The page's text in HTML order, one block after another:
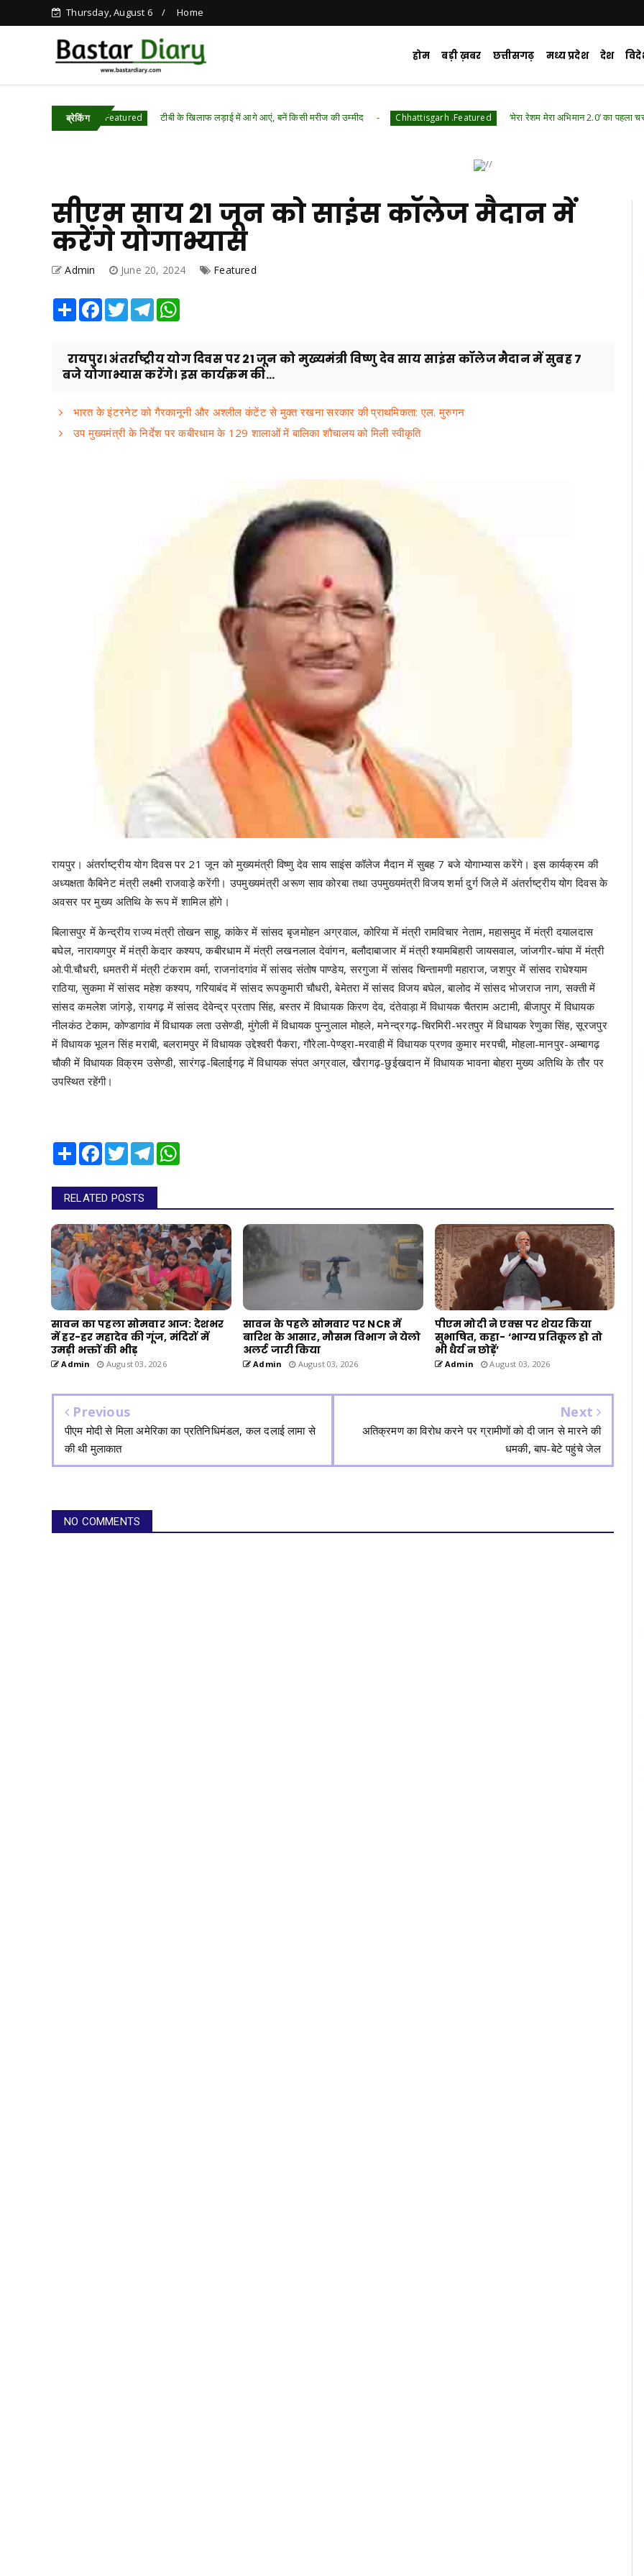
Thursday, August 6 Home
होम बड़ी ख़बर छत्तीसगढ़ मध्य प्रदेश देश
ब्रेकिंग
.Featured टीबी के खिलाफ लड़ाई में आगे आएं, बनें किसी मरीज की उम्मीद Chhattisgarh .Featured ‘मेरा रेशम मेरा अभिमान 2.0’ का पहला चरण सफल
सीएम साय 21 जून को साइंस कॉलेज मैदान में
करेंगे योगाभ्यास
Admin June 20, 2024 Featured
Share Facebook
TwitterTelegram
रायपुर। अंतर्राष्ट्रीय योग दिवस पर 21 जून को मुख्यमंत्री विष्णु देव साय साइंस कॉलेज मैदान में सुबह 7
बजे योगाभ्यास करेंगे। इस कार्यक्रम की...
भारत के इंटरनेट को गैरकानूनी और अश्लील कंटेंट से मुक्त रखना सरकार की प्राथमिकता: एल. मुरुगन
उप मुख्यमंत्री के निर्देश पर कबीरधाम के 129 शालाओं में बालिका शौचालय को मिली स्वीकृति
रायपुर। अंतर्राष्ट्रीय योग दिवस पर 21 जून को मुख्यमंत्री विष्णु देव साय साइंस कॉलेज मैदान में सुबह 7 बजे योगाभ्यास करेंगे। इस कार्यक्रम की
अध्यक्षता कैबिनेट मंत्री लक्ष्मी राजवाड़े करेंगी। उपमुख्यमंत्री अरूण साव कोरबा तथा उपमुख्यमंत्री विजय शर्मा दुर्ग जिले में अंतर्राष्ट्रीय योग दिवस के
अवसर पर मुख्य अतिथि के रूप में शामिल होंगे।
बिलासपुर में केन्द्रीय राज्य मंत्री तोखन साहू, कांकेर में सांसद बृजमोहन अग्रवाल, कोरिया में मंत्री रामविचार नेताम, महासमुद में मंत्री दयालदास
बघेल, नारायणपुर में मंत्री केदार कश्यप, कबीरधाम में मंत्री लखनलाल देवांगन, बलौदाबाजार में मंत्री श्यामबिहारी जायसवाल, जांजगीर-चांपा में मंत्री
ओ.पी.चौधरी, धमतरी में मंत्री टंकराम वर्मा, राजनांदगांव में सांसद संतोष पाण्डेय, सरगुजा में सांसद चिन्तामणी महाराज, जशपुर में सांसद राधेश्याम
राठिया, सुकमा में सांसद महेश कश्यप, गरियाबंद में सांसद रूपकुमारी चौधरी, बेमेतरा में सांसद विजय बघेल, बालोद में सांसद भोजराज नाग, सक्ती में
सांसद कमलेश जांगड़े, रायगढ़ में सांसद देवेन्द्र प्रताप सिंह, बस्तर में विधायक किरण देव, दंतेवाड़ा में विधायक चैतराम अटामी, बीजापुर में विधायक
नीलकंठ टेकाम, कोण्डागांव में विधायक लता उसेण्डी, मुंगेली में विधायक पुन्नुलाल मोहले, मनेन्द्रगढ़-चिरमिरी-भरतपुर में विधायक रेणुका सिंह, सूरजपुर
में विधायक भूलन सिंह मराबी, बलरामपुर में विधायक उद्देश्वरी पैकरा, गौरेला-पेण्ड्रा-मरवाही में विधायक प्रणव कुमार मरपची, मोहला-मानपुर-अम्बागढ़
चौकी में विधायक विक्रम उसेण्डी, सारंगढ़-बिलाईगढ़ में विधायक संपत अग्रवाल, खैरागढ़-छुईखदान में विधायक भावना बोहरा मुख्य अतिथि के तौर पर
उपस्थित रहेंगी।
Share Facebook
TwitterTelegram
RELATED POSTS
सावन का पहला सोमवार आज: देशभर
में हर-हर महादेव की गूंज, मंदिरों में
उमड़ी भक्तों की भीड़
Admin August 03, 2026
सावन के पहले सोमवार पर NCR में
बारिश के आसार, मौसम विभाग ने येलो
अलर्ट जारी किया
Admin August 03, 2026
पीएम मोदी ने एक्स पर शेयर किया
सुभाषित, कहा- ‘भाग्य प्रतिकूल हो तो
भी धैर्य न छोड़ें’
Admin August 03, 2026
Previous
पीएम मोदी से मिला अमेरिका का प्रतिनिधिमंडल, कल दलाई लामा से
की थी मुलाकात
Next
अतिक्रमण का विरोध करने पर ग्रामीणों को दी जान से मारने की
धमकी, बाप-बेटे पहुंचे जेल
NO COMMENTS